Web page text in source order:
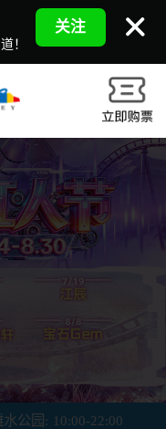
！
关注
水公园: 10:00-22:00